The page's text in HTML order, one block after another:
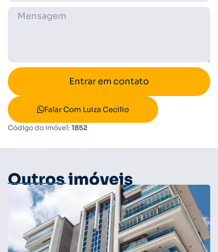
Entrar em contato
Falar Com Luiza Cecilio
Código do imóvel: 1852
Outros imóveis